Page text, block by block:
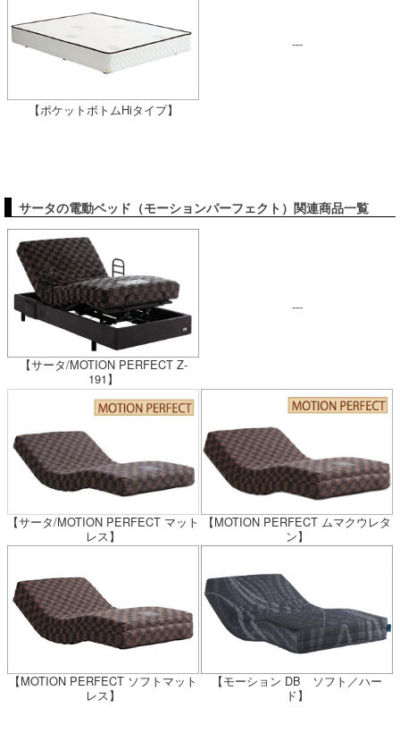
【ポケットボトムHiタイプ】
---
サータの電動ベッド（モーションパーフェクト）関連商品一覧
【サータ/MOTION PERFECT Z-
191】
---
【サータ/MOTION PERFECT マット
レス】
【MOTION PERFECT ムマクウレタ
ン】
【MOTION PERFECT ソフトマット
レス】
【モーション DB ソフト／ハー
ド】